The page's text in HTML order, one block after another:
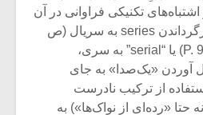
اشتباه‌های تکنیکی فراوانی در آن
به چشم می‌خورد مثل برگرداندن series به سریال (ص
۱۰۹/ P. 82 و ص ۱۲۷/ P. 98) یا “serial” به سری،
آوردن «یک‌صدا» به جای
از ترکیب نادرست
حتا «رده‌ای از نواک‌ها») به